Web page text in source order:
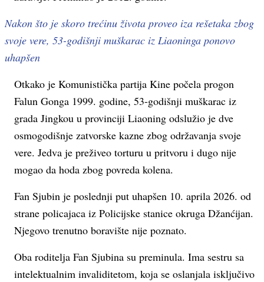
Nakon što je skoro trećinu života proveo iza rešetaka zbog
svoje vere, 53-godišnji muškarac iz Liaoninga ponovo
uhapšen
Otkako je Komunistička partija Kine počela progon
Falun Gonga 1999. godine, 53-godišnji muškarac iz
grada Jingkou u provinciji Liaoning odslužio je dve
osmogodišnje zatvorske kazne zbog održavanja svoje
vere. Jedva je preživeo torturu u pritvoru i dugo nije
mogao da hoda zbog povreda kolena.
Fan Sjubin je poslednji put uhapšen 10. aprila 2026. od
strane policajaca iz Policijske stanice okruga Džanćijan.
Njegovo trenutno boravište nije poznato.
Oba roditelja Fan Sjubina su preminula. Ima sestru sa
intelektualnim invaliditetom, koja se oslanjala isključivo